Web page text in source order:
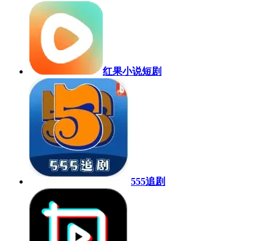
红果小说短剧
555追剧